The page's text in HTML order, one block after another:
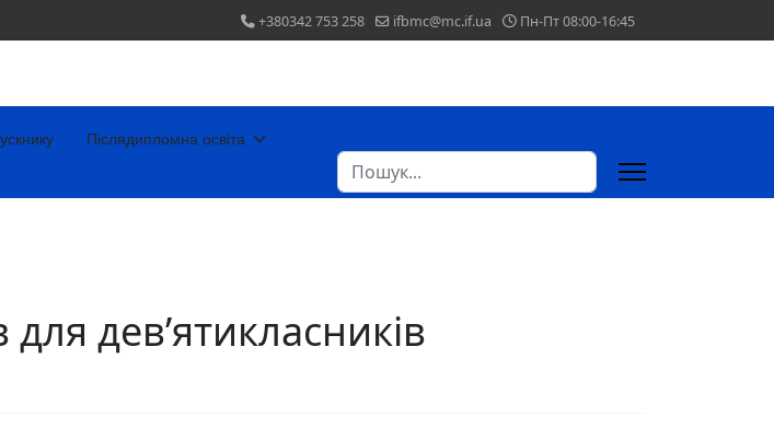
+380342 753 258 ifbmc@mc.if.ua Пн-Пт 08:00-16:45
Післядипломна освіта
Пошук
дев’ятикласників